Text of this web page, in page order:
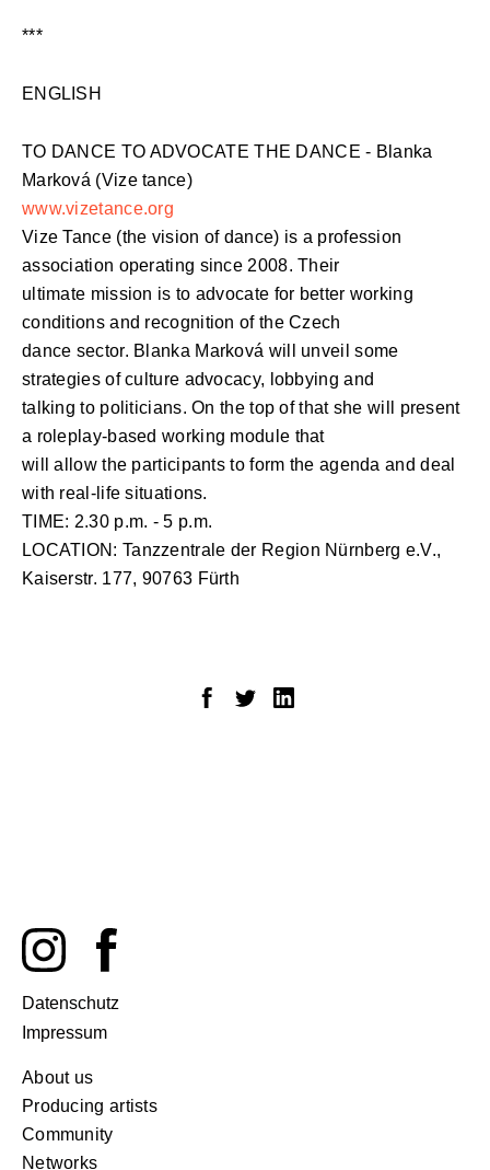
***
ENGLISH
TO DANCE TO ADVOCATE THE DANCE - Blanka
Marková (Vize tance)
www.vizetance.org
Vize Tance (the vision of dance) is a profession
association operating since 2008. Their
ultimate mission is to advocate for better working
conditions and recognition of the Czech
dance sector. Blanka Marková will unveil some
strategies of culture advocacy, lobbying and
talking to politicians. On the top of that she will present
a roleplay-based working module that
will allow the participants to form the agenda and deal
with real-life situations.
TIME: 2.30 p.m. - 5 p.m.
LOCATION: Tanzzentrale der Region Nürnberg e.V.,
Kaiserstr. 177, 90763 Fürth
Datenschutz
Impressum
About us
Producing artists
Community
Networks